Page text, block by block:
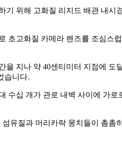
기 위해 고화질 리지드 배관 내시
초고화질 카메라 렌즈를 조심스
을 지나 약 40센티미터 지점에 도
습니다.
수십 개가 관로 내벽 사이에 가로
유질과 머리카락 뭉치들이 촘촘